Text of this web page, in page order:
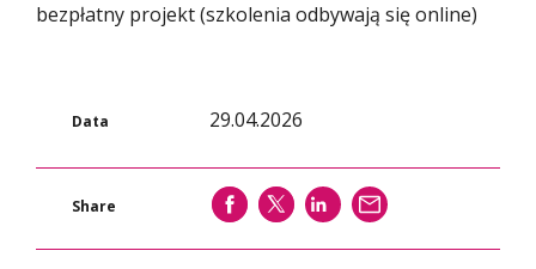
bezpłatny projekt (szkolenia odbywają się online)
Data 29.04.2026
Share SHARE SHARE SHARE